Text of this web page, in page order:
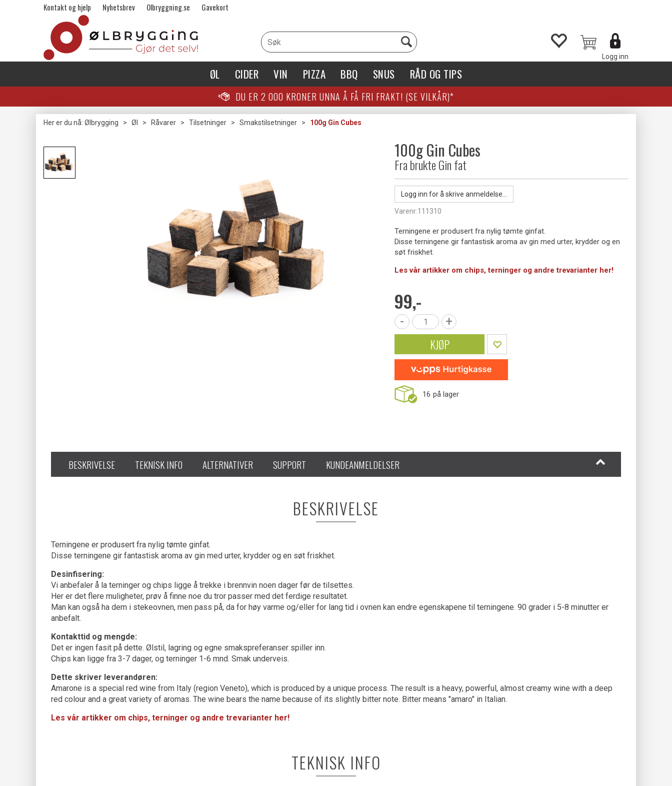
Kontakt og hjelp Nyhetsbrev Olbryggning.se Gavekort
Logg inn
ØL CIDER VIN PIZZA BBQ SNUS RÅD OG TIPS
DU ER 2 000 KRONER UNNA Å FÅ FRI FRAKT! (SE VILKÅR)*
Her er du nå: Ølbrygging > Øl > Råvarer > Tilsetninger > Smakstilsetninger > 100g Gin Cubes
100g Gin Cubes
Fra brukte Gin fat
Logg inn for å skrive anmeldelse...
Varenr:111310
Terningene er produsert fra nylig tømte ginfat.
Disse terningene gir fantastisk aroma av gin med urter, krydder og en
søt friskhet.
Les vår artikker om chips, terninger og andre trevarianter her!
99,-
- +
KJØP
16 på lager
BESKRIVELSE TEKNISK INFO ALTERNATIVER SUPPORT KUNDEANMELDELSER
BESKRIVELSE
Terningene er produsert fra nylig tømte ginfat.
Disse terningene gir fantastisk aroma av gin med urter, krydder og en søt friskhet.
Desinfisering:
Vi anbefaler å la terninger og chips ligge å trekke i brennvin noen dager før de tilsettes.
Her er det flere muligheter, prøv å finne noe du tror passer med det ferdige resultatet.
Man kan også ha dem i stekeovnen, men pass på, da for høy varme og/eller for lang tid i ovnen kan endre egenskapene til terningene. 90 grader i 5-8 minutter er
anbefalt.
Kontakttid og mengde:
Det er ingen fasit på dette. Ølstil, lagring og egne smakspreferanser spiller inn.
Chips kan ligge fra 3-7 dager, og terninger 1-6 mnd. Smak underveis.
Dette skriver leverandøren:
Amarone is a special red wine from Italy (region Veneto), which is produced by a unique process. The result is a heavy, powerful, almost creamy wine with a deep
red colour and a great variety of aromas. The wine bears the name because of its slightly bitter note. Bitter means "amaro" in Italian.
Les vår artikker om chips, terninger og andre trevarianter her!
TEKNISK INFO